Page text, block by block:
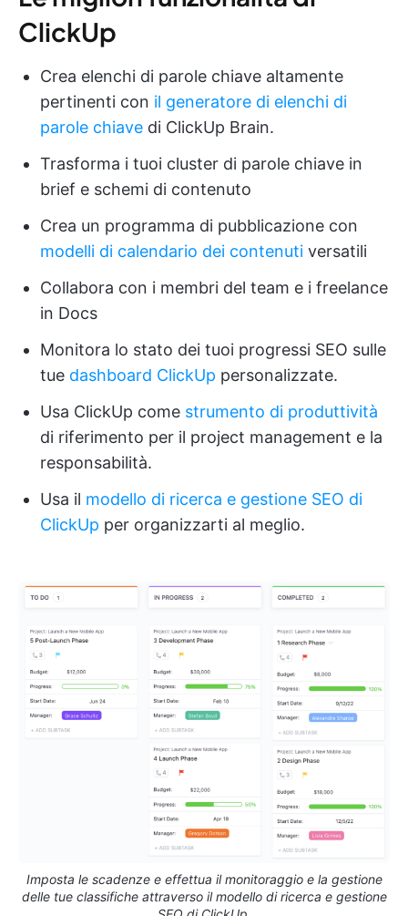
ClickUp
Crea elenchi di parole chiave altamente
pertinenti con il generatore di elenchi di
parole chiave di ClickUp Brain.
Trasforma i tuoi cluster di parole chiave in
brief e schemi di contenuto
Crea un programma di pubblicazione con
modelli di calendario dei contenuti versatili
Collabora con i membri del team e i freelance
in Docs
Monitora lo stato dei tuoi progressi SEO sulle
tue dashboard ClickUp personalizzate.
Usa ClickUp come strumento di produttività
di riferimento per il project management e la
responsabilità.
Usa il modello di ricerca e gestione SEO di
ClickUp per organizzarti al meglio.
Imposta le scadenze e effettua il monitoraggio e la gestione
delle tue classifiche attraverso il modello di ricerca e gestione